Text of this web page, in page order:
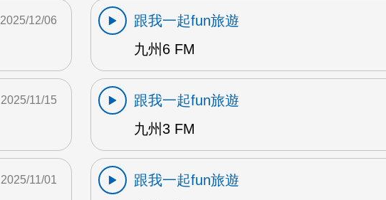
2025/12/06
跟我一起fun旅遊
九州6 FM
2025/11/15
跟我一起fun旅遊
九州3 FM
2025/11/01
跟我一起fun旅遊